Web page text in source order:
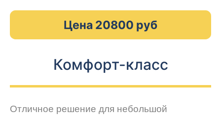
Цена 20800 руб
Комфорт-класс
Отличное решение для небольшой